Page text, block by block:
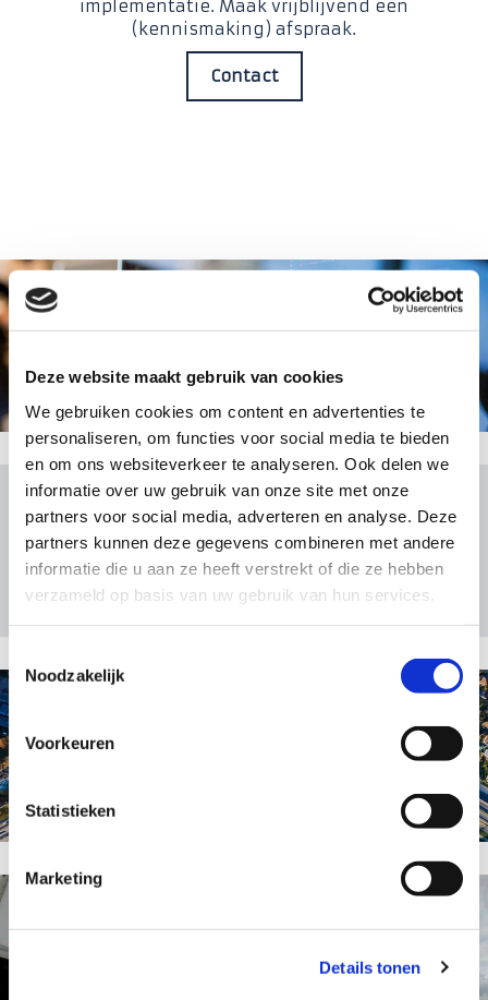
Deze website maakt gebruik van cookies
We gebruiken cookies om content en advertenties te
personaliseren, om functies voor social media te bieden
en om ons websiteverkeer te analyseren. Ook delen we
informatie over uw gebruik van onze site met onze
partners voor social media, adverteren en analyse. Deze
partners kunnen deze gegevens combineren met andere
informatie die u aan ze heeft verstrekt of die ze hebben
verzameld op basis van uw gebruik van hun services.
Noodzakelijk
Voorkeuren
Statistieken
Marketing
Details tonen
implementatie. Maak vrijblijvend een
(kennismaking) afspraak.
Contact
ADR/ ADN / RID
Warehouse & Handling